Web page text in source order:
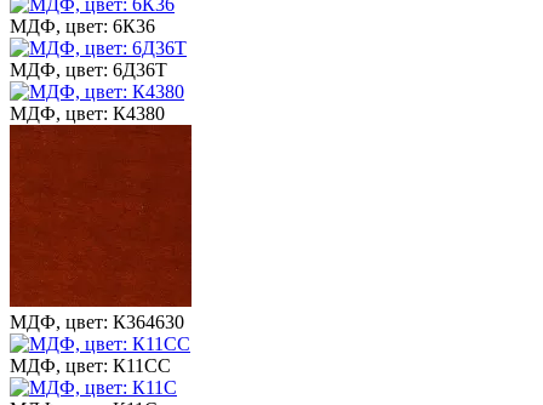
МДФ, цвет: 6К36
МДФ, цвет: 6Д36Т
МДФ, цвет: К4380
МДФ, цвет: К364630
МДФ, цвет: К11СС